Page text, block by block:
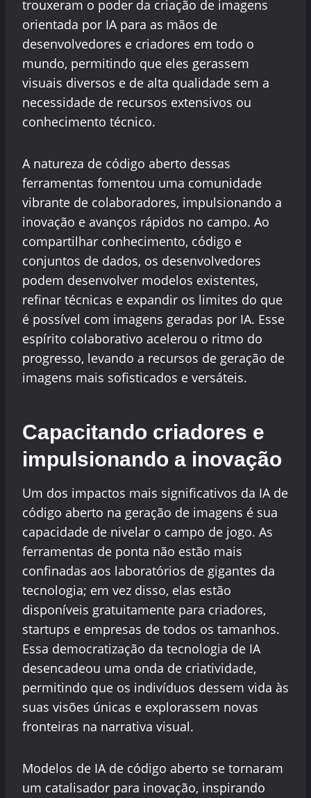
trouxeram o poder da criação de imagens
orientada por IA para as mãos de
desenvolvedores e criadores em todo o
mundo, permitindo que eles gerassem
visuais diversos e de alta qualidade sem a
necessidade de recursos extensivos ou
conhecimento técnico.
A natureza de código aberto dessas
ferramentas fomentou uma comunidade
vibrante de colaboradores, impulsionando a
inovação e avanços rápidos no campo. Ao
compartilhar conhecimento, código e
conjuntos de dados, os desenvolvedores
podem desenvolver modelos existentes,
refinar técnicas e expandir os limites do que
é possível com imagens geradas por IA. Esse
espírito colaborativo acelerou o ritmo do
progresso, levando a recursos de geração de
imagens mais sofisticados e versáteis.
Capacitando criadores e
impulsionando a inovação
Um dos impactos mais significativos da IA de
código aberto na geração de imagens é sua
capacidade de nivelar o campo de jogo. As
ferramentas de ponta não estão mais
confinadas aos laboratórios de gigantes da
tecnologia; em vez disso, elas estão
disponíveis gratuitamente para criadores,
startups e empresas de todos os tamanhos.
Essa democratização da tecnologia de IA
desencadeou uma onda de criatividade,
permitindo que os indivíduos dessem vida às
suas visões únicas e explorassem novas
fronteiras na narrativa visual.
Modelos de IA de código aberto se tornaram
um catalisador para inovação, inspirando